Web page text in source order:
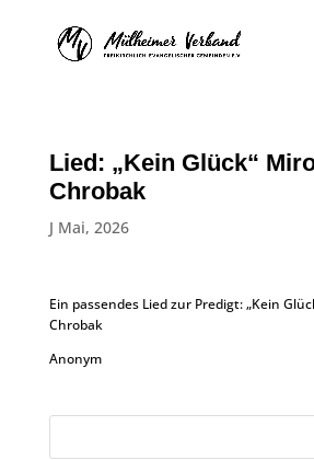
Lied: „Kein Glück“
Chrobak
J Mai, 2026
Ein passendes Lied zur Predigt: „Kein
Chrobak
Anonym